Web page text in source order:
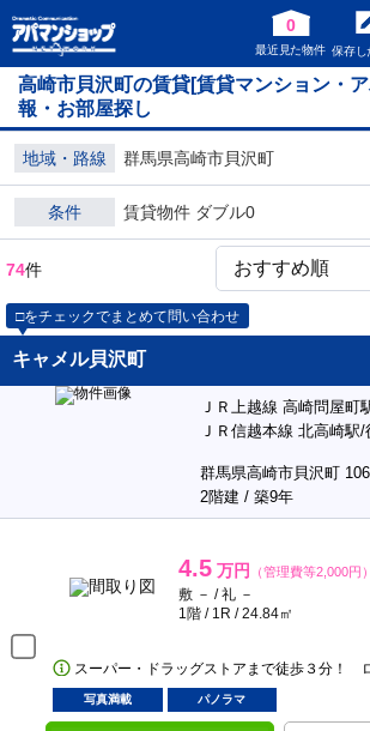
0
最近見た物件 保存し
高崎市貝沢町の賃貸[賃貸マンション・
報・お部屋探し
地域・路線 群馬県高崎市貝沢町
条件 賃貸物件 ダブル0
74件
□をチェックでまとめて問い合わせ
キャメル貝沢町
ＪＲ上越線 高崎問屋町
ＪＲ信越本線 北高崎駅/
群馬県高崎市貝沢町
2階建 / 築9年
4.5 万円 （管理費等2,000円）
敷 － / 礼 －
1階 / 1R / 24.84㎡
スーパー・ドラッグストアまで徒歩３分！
写真満載 パノラマ